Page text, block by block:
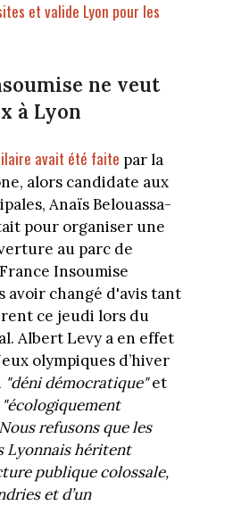
et valide Lyon pour les
ne veut
à Lyon
avait été faite par la
alors candidate aux
Anaïs Belouassa-
pour organiser une
au parc de
Insoumise
avoir changé d'avis tant
ce jeudi lors du
Albert Levy a en effet
olympiques d’hiver
"déni démocratique"et
"écologiquement
refusons que les
Lyonnais héritent
publique colossale,
et d’un